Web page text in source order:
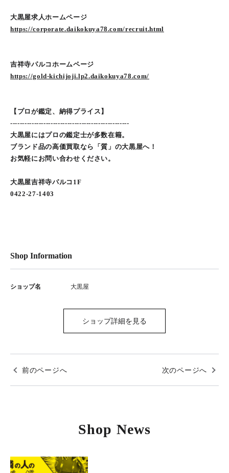
大黒屋求人ホームページ
https://corporate.daikokuya78.com/recruit.html
吉祥寺パルコホームページ
https://gold-kichijoji.lp2.daikokuya78.com/
【プロが鑑定、納得プライス】
--------------------------------------------------
大黒屋にはプロの鑑定士が多数在籍。
ブランド品の高価買取なら「質」の大黒屋へ！
お気軽にお問い合わせください。
大黒屋吉祥寺パルコ1F
0422-27-1403
Shop Information
ショップ名 大黒屋
ショップ詳細を見る
前のページへ 次のページへ
Shop News